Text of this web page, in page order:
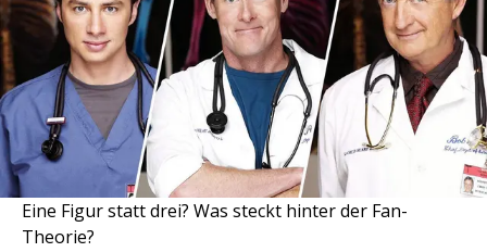
Eine Figur statt drei? Was steckt hinter der Fan-
Theorie?